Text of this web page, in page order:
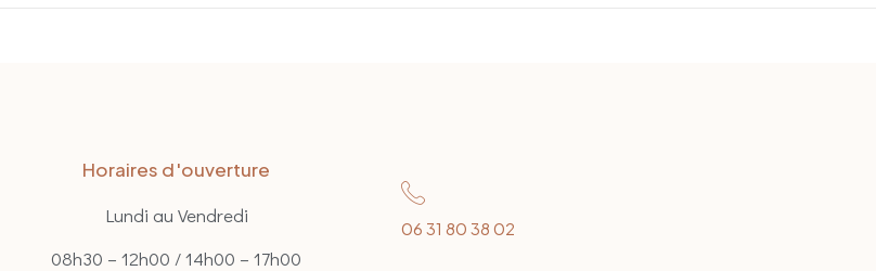
Horaires d'ouverture
Lundi au Vendredi
08h30 – 12h00 / 14h00 – 17h00
06 31 80 38 02